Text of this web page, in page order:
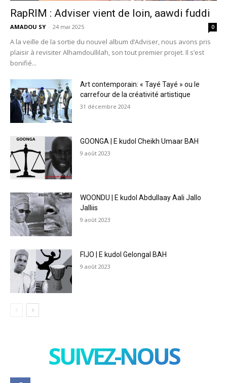
RapRIM : Adviser vient de loin, aawdi fuddi
AMADOU SY - 24 mai 2025 0
A la veille de la sortie du nouvel album d’Adviser, nous avons pris
plaisir à revisiter Alhamdoullilah, son tout premier projet. Il s’est
bonifié...
Art contemporain: « Tayé Tayé » ou le
carrefour de la créativité artistique
31 décembre 2024
GOONGA | E kudol Cheikh Umaar BAH
9 août 2023
WOONDU | E kudol Abdullaay Aali Jallo
Jalliis
9 août 2023
FIJO | E kudol Gelongal BAH
9 août 2023
SUIVEZ-NOUS